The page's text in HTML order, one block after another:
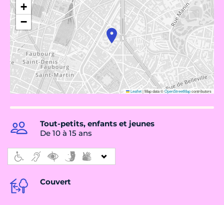
+
−
Leaflet|Map data ©OpenStreetMapcontributors
Tout-petits, enfants et jeunes
De 10 à 15 ans
Couvert